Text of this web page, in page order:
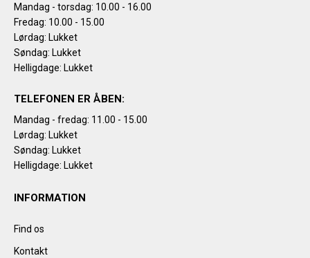
Mandag - torsdag: 10.00 - 16.00
Fredag: 10.00 - 15.00
Lørdag: Lukket
Søndag: Lukket
Helligdage: Lukket
TELEFONEN ER ÅBEN:
Mandag - fredag: 11.00 - 15.00
Lørdag: Lukket
Søndag: Lukket
Helligdage: Lukket
INFORMATION
Find os
Kontakt